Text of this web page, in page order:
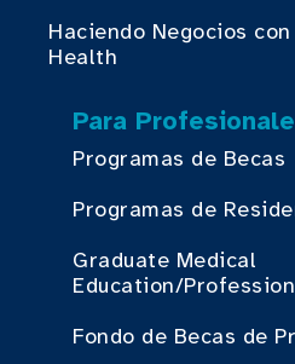
Haciendo Negocios
Health
Para
Programas de Becas
Programas de
Graduate Medical
Education/
Fondo de Becas de